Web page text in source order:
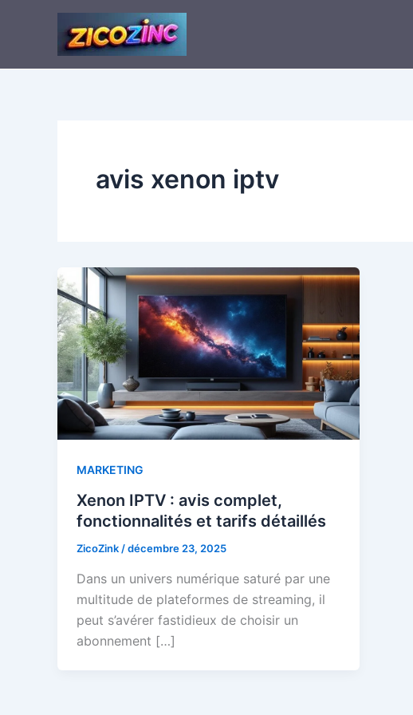
avis xenon iptv
MARKETING
Xenon IPTV : avis complet,
fonctionnalités et tarifs détaillés
ZicoZink /décembre 23, 2025
Dans un univers numérique saturé par une
multitude de plateformes de streaming, il
peut s’avérer fastidieux de choisir un
abonnement […]